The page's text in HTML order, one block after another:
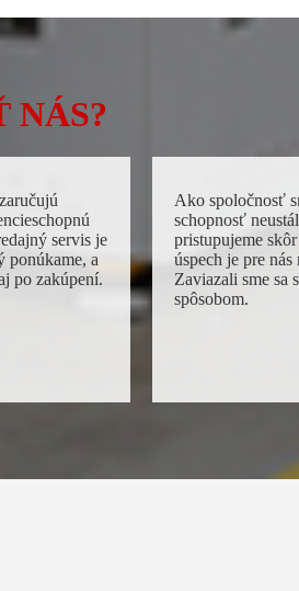
NÁS?
servis je
ponúkame, a
po zakúpení.
Ako spoločnosť
schopnosť
pristupujeme
úspech je pre
Zaviazali sme sa
spôsobom.